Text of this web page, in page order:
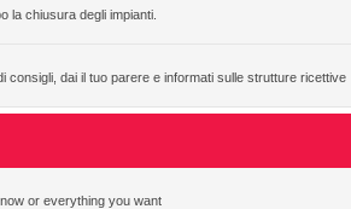
la chiusura degli impianti.
dai il tuo parere e informati sulle strutture ricettive
or everything you want